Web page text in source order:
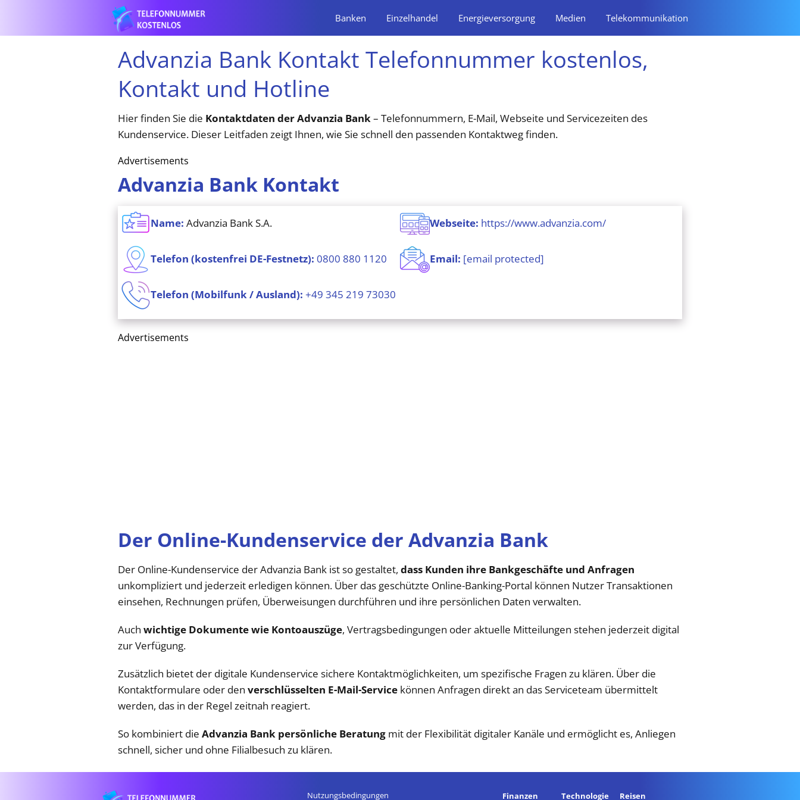
Banken Einzelhandel Energieversorgung Medien Telekommunikation
Advanzia Bank Kontakt Telefonnummer kostenlos,
Kontakt und Hotline
Hier finden Sie die Kontaktdaten der Advanzia Bank– Telefonnummern, E-Mail, Webseite und Servicezeiten des
Kundenservice. Dieser Leitfaden zeigt Ihnen, wie Sie schnell den passenden Kontaktweg finden.
Advertisements
Advanzia Bank Kontakt
Name: Advanzia Bank S.A.
Telefon (kostenfrei DE-Festnetz): 0800 880 1120
Telefon (Mobilfunk / Ausland): +49 345 219 73030
Webseite: https://www.advanzia.com/
Email: [email protected]
Advertisements
Der Online-Kundenservice der Advanzia Bank
Der Online-Kundenservice der Advanzia Bank ist so gestaltet, dass Kunden ihre Bankgeschäfte und Anfragen
unkompliziert und jederzeit erledigen können. Über das geschützte Online-Banking-Portal können Nutzer Transaktionen
einsehen, Rechnungen prüfen, Überweisungen durchführen und ihre persönlichen Daten verwalten.
Auch wichtige Dokumente wie Kontoauszüge, Vertragsbedingungen oder aktuelle Mitteilungen stehen jederzeit digital
zur Verfügung.
Zusätzlich bietet der digitale Kundenservice sichere Kontaktmöglichkeiten, um spezifische Fragen zu klären. Über die
Kontaktformulare oder den verschlüsselten E-Mail-Service können Anfragen direkt an das Serviceteam übermittelt
werden, das in der Regel zeitnah reagiert.
So kombiniert die Advanzia Bank persönliche Beratung mit der Flexibilität digitaler Kanäle und ermöglicht es, Anliegen
schnell, sicher und ohne Filialbesuch zu klären.
Nutzungsbedingungen Finanzen Technologie Reisen